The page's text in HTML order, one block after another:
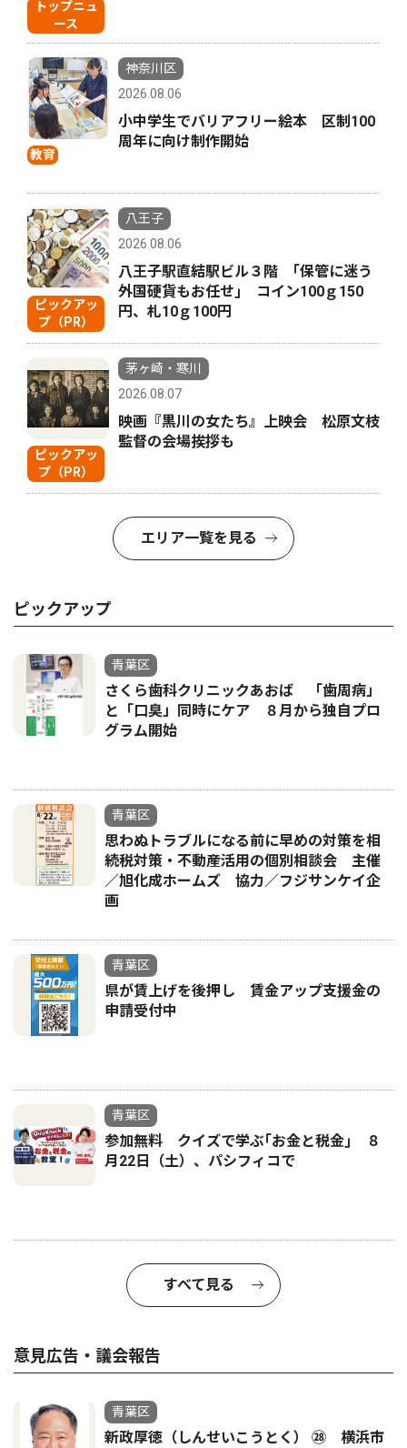
トップニュ
ース
教育
神奈川区
2026.08.06
小中学生でバリアフリー絵本 区制100
周年に向け制作開始
ピックアッ
プ（PR）
八王子
2026.08.06
八王子駅直結駅ビル３階 ｢保管に迷う
外国硬貨もお任せ｣ コイン100ｇ150
円、札10ｇ100円
ピックアッ
プ（PR）
茅ヶ崎・寒川
2026.08.07
映画『黒川の女たち』上映会 松原文枝
監督の会場挨拶も
エリア一覧を見る
ピックアップ
青葉区
さくら歯科クリニックあおば 「歯周病」
と「口臭」同時にケア ８月から独自プロ
グラム開始
青葉区
思わぬトラブルになる前に早めの対策を相
続税対策・不動産活用の個別相談会 主催
／旭化成ホームズ 協力／フジサンケイ企
画
青葉区
県が賃上げを後押し 賃金アップ支援金の
申請受付中
青葉区
参加無料 クイズで学ぶ｢お金と税金｣ ８
月22日（土）、パシフィコで
すべて見る
意見広告・議会報告
青葉区
新政厚徳（しんせいこうとく） ㉘ 横浜市